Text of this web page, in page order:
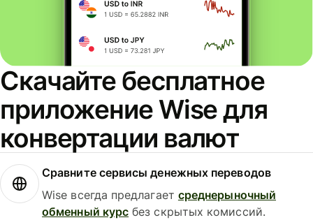
Скачайте бесплатное
приложение Wise для
конвертации валют
Сравните сервисы денежных переводов
Wise всегда предлагает среднерыночный
обменный курс без скрытых комиссий.